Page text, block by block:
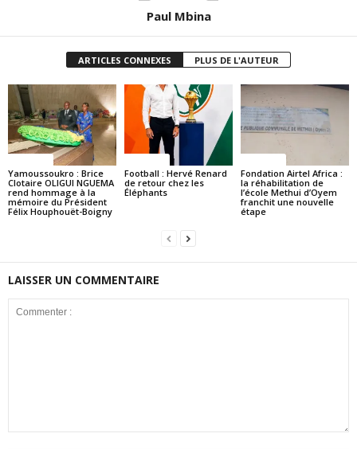
Paul Mbina
ARTICLES CONNEXES PLUS DE L'AUTEUR
Yamoussoukro : Brice
Clotaire OLIGUI NGUEMA
rend hommage à la
mémoire du Président
Félix Houphouët-Boigny
Football : Hervé Renard
de retour chez les
Éléphants
Fondation Airtel Africa :
la réhabilitation de
l’école Methui d’Oyem
franchit une nouvelle
étape
LAISSER UN COMMENTAIRE